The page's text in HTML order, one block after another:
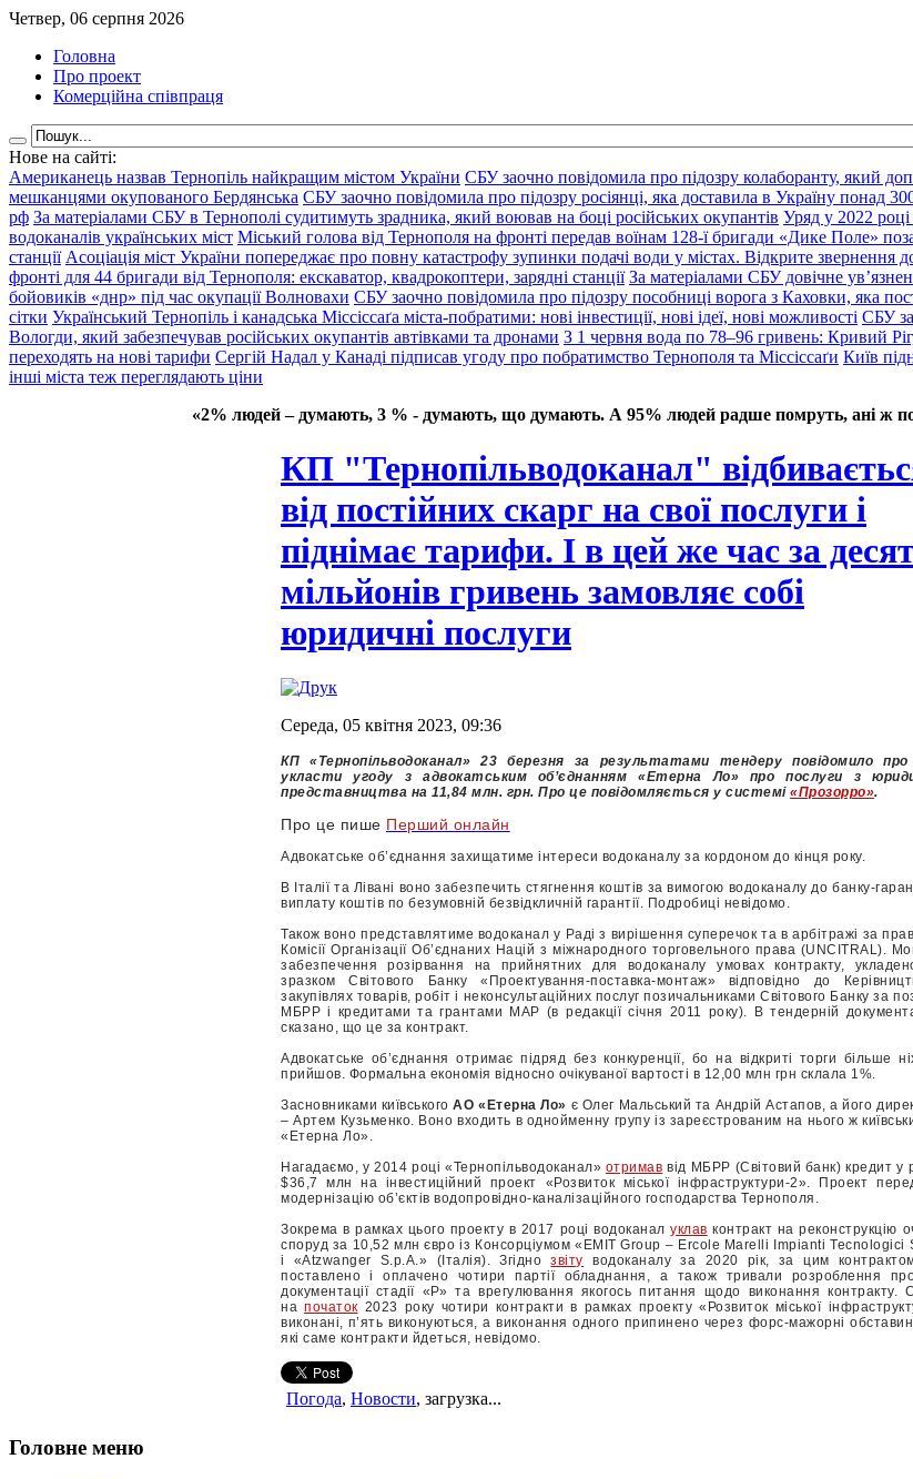
Четвер, 06 серпня 2026
Головна
Про проект
Комерційна співпраця
Нове на сайті:
Американець назвав Тернопіль найкращим містом України СБУ заочно повідомила про підозру колаборанту, який
мешканцями окупованого Бердянська СБУ заочно повідомила про підозру росіянці, яка доставила в Україну понад
рф За матеріалами СБУ в Тернополі судитимуть зрадника, який воював на боці російських окупантів Уряд у 2022 році
водоканалів українських міст Міський голова від Тернополя на фронті передав воїнам 128-ї бригади «Дике Поле»
станції Асоціація міст України попереджає про повну катастрофу зупинки подачі води у містах. Відкрите звернення
фронті для 44 бригади від Тернополя: екскаватор, квадрокоптери, зарядні станції За матеріалами СБУ довічне
бойовиків «днр» під час окупації Волновахи СБУ заочно повідомила про підозру пособниці ворога з Каховки, яка
сітки Український Тернопіль і канадська Міссіссаґа міста-побратими: нові інвестиції, нові ідеї, нові можливості СБУ
Вологди, який забезпечував російських окупантів автівками та дронами З 1 червня вода по 78–96 гривень: Кривий
переходять на нові тарифи Сергій Надал у Канаді підписав угоду про побратимство Тернополя та Міссіссаґи Київ
інші міста теж переглядають ціни
«2% людей – думають, 3 % - думають, що думають. А 95% людей радше помруть, ані ж
КП "Тернопільводоканал"
від постійних скарг на свої послуги і
піднімає тарифи. І в цей же час за
мільйонів гривень замовляє собі
юридичні послуги
Середа, 05 квітня 2023, 09:36
КП «Тернопільводоканал» 23 березня за результатами тендеру повідомило про
укласти угоду з адвокатським об’єднанням «Етерна Ло» про послуги з
представництва на 11,84 млн. грн. Про це повідомляється у системі «Прозорро».
Про це пише Перший онлайн
Адвокатське об’єднання захищатиме інтереси водоканалу за кордоном до кінця року.
В Італії та Лівані воно забезпечить стягнення коштів за вимогою водоканалу до банку-
виплату коштів по безумовній безвідкличній гарантії. Подробиці невідомо.
Також воно представлятиме водоканал у Раді з вирішення суперечок та в арбітражі за
Комісії Організації Об’єднаних Націй з міжнародного торговельного права (UNCITRAL).
забезпечення розірвання на прийнятних для водоканалу умовах контракту,
зразком Світового Банку «Проектування-поставка-монтаж» відповідно до
закупівлях товарів, робіт і неконсультаційних послуг позичальниками Світового Банку за
МБРР і кредитами та грантами МАР (в редакції січня 2011 року). В тендерній
сказано, що це за контракт.
Адвокатське об’єднання отримає підряд без конкуренції, бо на відкриті торги більше
прийшов. Формальна економія відносно очікуваної вартості в 12,00 млн грн склала 1%.
Засновниками київськогоАО «Етерна Ло» є Олег Мальський та Андрій Астапов, а його
– Артем Кузьменко. Воно входить в однойменну групу із зареєстрованим на нього ж
«Етерна Ло».
Нагадаємо, у 2014 році «Тернопільводоканал» отримав від МБРР (Світовий банк) кредит у
$36,7 млн на інвестиційний проект «Розвиток міської інфраструктури-2». Проект
модернізацію об’єктів водопровідно-каналізаційного господарства Тернополя.
Зокрема в рамках цього проекту в 2017 році водоканалуклав контракт на реконструкцію
споруд за 10,52 млн євро із Консорціумом «EMIT Group – Ercole Marelli Impianti Tecnologici
і «Atzwanger S.p.A.» (Італія). Згіднозвіту водоканалу за 2020 рік, за цим
поставлено і оплачено чотири партії обладнання, а також тривали розроблення
документації стадії «Р» та врегулювання якогось питання щодо виконання контракту.
напочаток 2023 року чотири контракти в рамках проекту «Розвиток міської
виконані, п’ять виконуються, а виконання одного припинено через форс-мажорні
які саме контракти йдеться, невідомо.
Погода, Новости, загрузка...
Головне меню